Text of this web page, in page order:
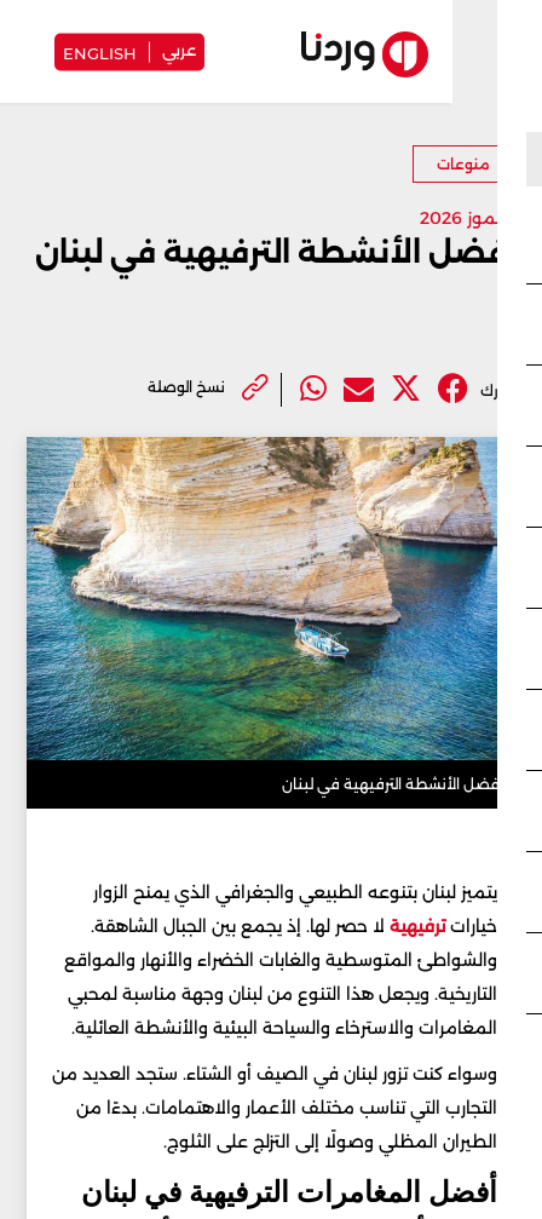
ENGLISH
منوعات
الأنشطة الترفيهية في لبنان
نسخ الوصلة
الأنشطة الترفيهية في لبنان
يتميز لبنان بتنوعه الطبيعي والجغرافي الذي يمنح الزوار
خياراتترفيهيةلا حصر لها. إذ يجمع بين الجبال الشاهقة.
والشواطئ المتوسطية والغابات الخضراء والأنهار والمواقع
التاريخية. ويجعل هذا التنوع من لبنان وجهة مناسبة لمحبي
المغامرات والاسترخاء والسياحة البيئية والأنشطة العائلية.
وسواء كنت تزور لبنان في الصيف أو الشتاء. ستجد العديد من
التجارب التي تناسب مختلف الأعمار والاهتمامات. بدءًا من
الطيران المظلي وصولًا إلى التزلج على الثلوج.
أفضل المغامرات الترفيهية في لبنان